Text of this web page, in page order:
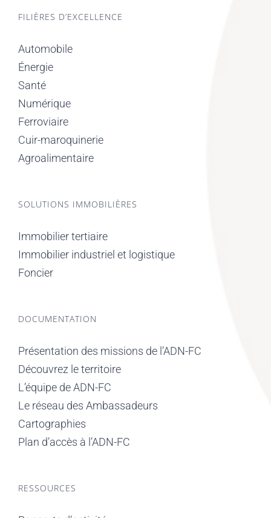
FILIÈRES D’EXCELLENCE
Automobile
Énergie
Santé
Numérique
Ferroviaire
Cuir-maroquinerie
Agroalimentaire
SOLUTIONS IMMOBILIÈRES
Immobilier tertiaire
Immobilier industriel et logistique
Foncier
DOCUMENTATION
Présentation des missions de l’ADN-FC
Découvrez le territoire
L’équipe de ADN-FC
Le réseau des Ambassadeurs
Cartographies
Plan d’accès à l’ADN-FC
RESSOURCES